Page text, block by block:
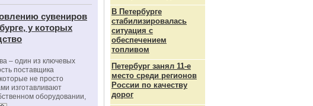
сувениров
у которых
– один из ключевых
поставщика
не просто
изготавливают
оборудовании,
В Петербурге
стабилизировалась
ситуация с
обеспечением
топливом
Петербург занял 11-е
место среди регионов
России по качеству
дорог